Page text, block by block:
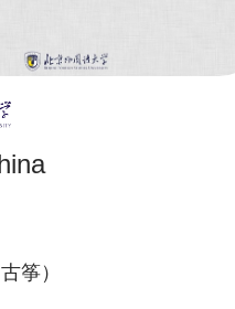
筝）